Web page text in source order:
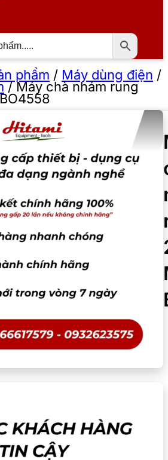
phẩm / Máy dùng điện /
/Máy chà nhám rung